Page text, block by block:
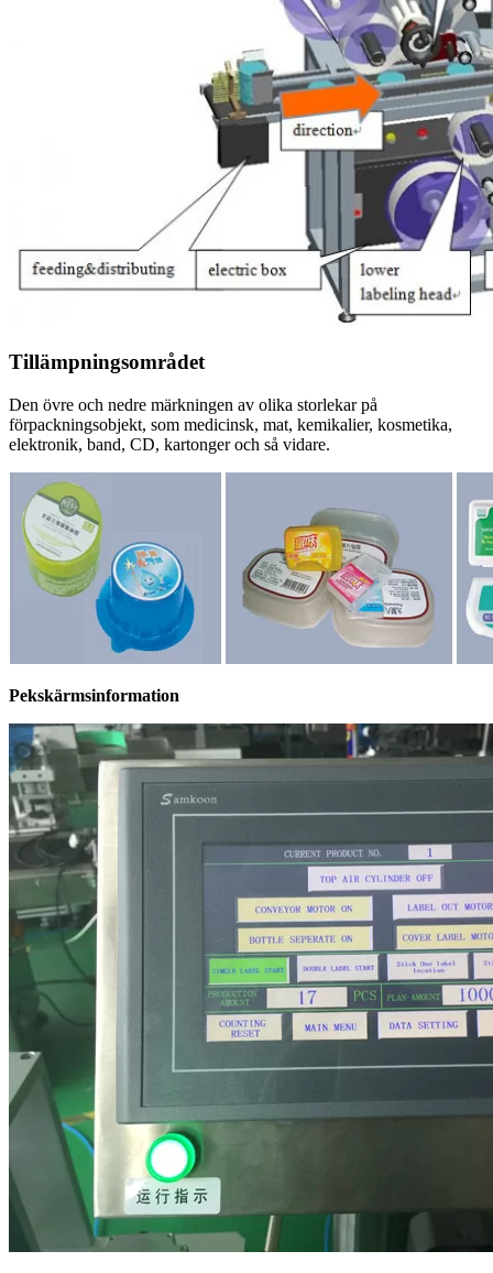
Tillämpningsområdet
Den övre och nedre märkningen av olika storlekar på
förpackningsobjekt, som medicinsk, mat, kemikalier, kosmetika,
elektronik, band, CD, kartonger och så vidare.
Pekskärmsinformation